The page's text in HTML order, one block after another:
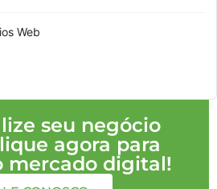
Web
seu negócio
agora para
mercado digital!